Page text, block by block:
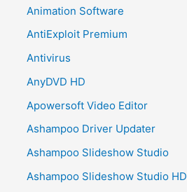
Animation Software
AntiExploit Premium
Antivirus
AnyDVD HD
Apowersoft Video Editor
Ashampoo Driver Updater
Ashampoo Slideshow Studio
Ashampoo Slideshow Studio HD